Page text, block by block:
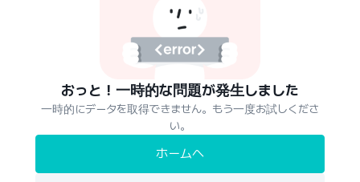
おっと！一時的な問題が発生しました
一時的にデータを取得できません。もう一度お試しくださ
い。
ホームへ